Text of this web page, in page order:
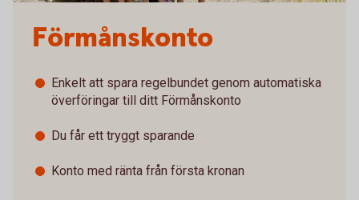
Förmånskonto
Enkelt att spara regelbundet genom automatiska
överföringar till ditt Förmånskonto
Du får ett tryggt sparande
Konto med ränta från första kronan